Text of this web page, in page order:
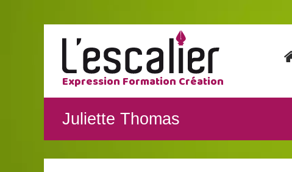
Expression Formation Création
Juliette Thomas